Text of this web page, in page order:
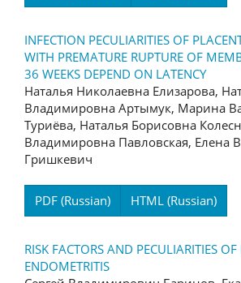
INFECTION PECULIARITIES OF
WITH PREMATURE RUPTURE OF
36 WEEKS DEPEND ON LATENCY
Наталья Николаевна Елизарова,
Владимировна Артымук, Марина
Туриёва, Наталья Борисовна
Владимировна Павловская, Елена
Гришкевич
PDF (Russian) HTML (Russian)
RISK FACTORS AND PECULIARITIES
ENDOMETRITIS